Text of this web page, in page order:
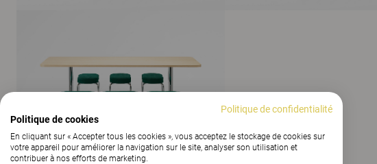
Politique de confidentialité
Politique de cookies
En cliquant sur « Accepter tous les cookies », vous acceptez le stockage de cookies sur
votre appareil pour améliorer la navigation sur le site, analyser son utilisation et
contribuer à nos efforts de marketing.